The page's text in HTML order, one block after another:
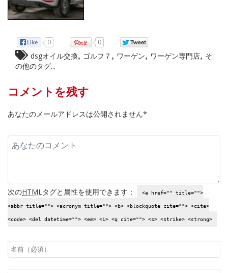
0 0
dsgオイル交換 ゴルフ７ ワーゲン ワーゲン専門店 そ
の他のタグ...
コメントを残す
あなたのメールアドレスは公開されません*
次のHTML タグと属性を使用できます： <a href="" title="">
<abbr title=""> <acronym title=""> <b> <blockquote cite=""> <cite>
<code> <del datetime=""> <em> <i> <q cite=""> <s> <strike> <strong>